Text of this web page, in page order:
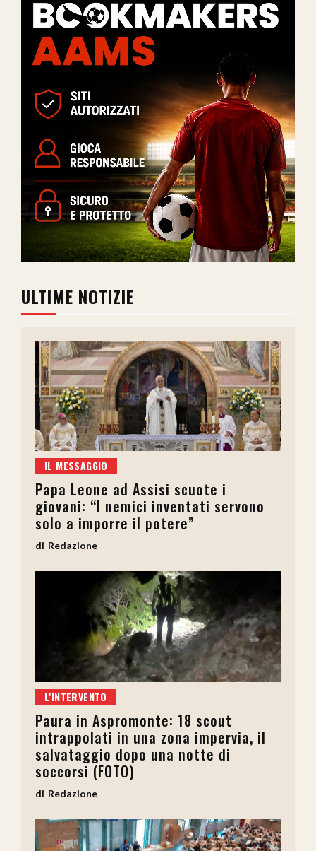
ULTIME NOTIZIE
IL MESSAGGIO
Papa Leone ad Assisi scuote i
giovani: “I nemici inventati servono
solo a imporre il potere”
Redazione
L'INTERVENTO
Paura in Aspromonte: 18 scout
intrappolati in una zona impervia, il
salvataggio dopo una notte di
soccorsi (FOTO)
Redazione